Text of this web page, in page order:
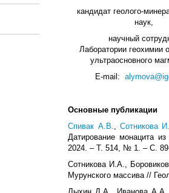
кандидат геолого-
наук,
научный
Лаборатории геохимии
ультраосновного
E-mail:
Основные публикации
Спивак А.В., Сотникова
Датирование монацита
2024. – Т. 514, № 1. – С.
Сотникова И.А.,
Мурунского массива //